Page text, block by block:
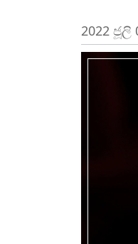
2022 ජූලි